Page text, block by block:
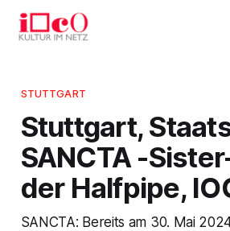
STUTTGART
Stuttgart,
SANCTA -
der Halfpipe,
SANCTA: Bereits am 30. Mai